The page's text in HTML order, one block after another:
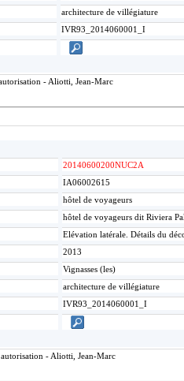
architecture de villégiature
IVR93_2014060001_I
- Aliotti, Jean-Marc
20140600200NUC2A
IA06002615
hôtel de voyageurs
hôtel de voyageurs dit Riviera
Elévation latérale. Détails du
2013
Vignasses (les)
architecture de villégiature
IVR93_2014060001_I
- Aliotti, Jean-Marc